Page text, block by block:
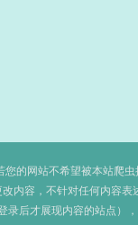
的网站不希望被本站爬
内容，不针对任何内容表
后才展现内容的站点）